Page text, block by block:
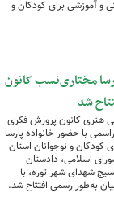
و آموزشی برای کودکان و
مختاری‌نسب کانون
شد
هنری کانون پرورش فکری
با حضور خانواده پارسا
و نوجوانان استان
اسلامی، دادستان
شهدای شهر توره، با
به‌طور رسمی افتتاح شد.